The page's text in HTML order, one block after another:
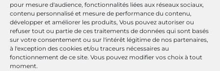
pour mesure d'audience, fonctionnalités liées aux réseaux sociaux,
contenu personnalisé et mesure de performance du contenu,
développer et améliorer les produits, Vous pouvez autoriser ou
refuser tout ou partie de ces traitements de données qui sont basés
sur votre consentement ou sur l'intérêt légitime de nos partenaires,
à l'exception des cookies et/ou traceurs nécessaires au
fonctionnement de ce site. Vous pouvez modifier vos choix à tout
moment.
Site réalisé par LézardsCréation